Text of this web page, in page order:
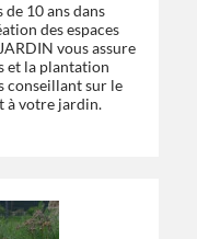
10 ans dans
des espaces
vous assure
et la plantation
conseillant sur le
à votre jardin.